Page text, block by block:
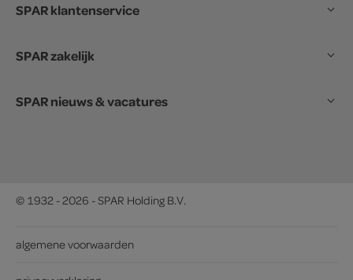
SPAR klantenservice
SPAR zakelijk
SPAR nieuws & vacatures
© 1932 - 2026 - SPAR Holding B.V.
algemene voorwaarden